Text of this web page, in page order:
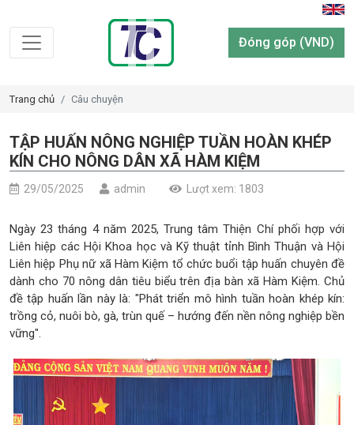
Đóng góp (VND)
Trang chủ Câu chuyện
TẬP HUẤN NÔNG NGHIỆP TUẦN HOÀN KHÉP
KÍN CHO NÔNG DÂN XÃ HÀM KIỆM
29/05/2025 admin Lượt xem: 1803
Ngày 23 tháng 4 năm 2025, Trung tâm Thiện Chí phối hợp với
Liên hiệp các Hội Khoa học và Kỹ thuật tỉnh Bình Thuận và Hội
Liên hiệp Phụ nữ xã Hàm Kiệm tổ chức buổi tập huấn chuyên đề
dành cho 70 nông dân tiêu biểu trên địa bàn xã Hàm Kiệm. Chủ
đề tập huấn lần này là: "Phát triển mô hình tuần hoàn khép kín:
trồng cỏ, nuôi bò, gà, trùn quế – hướng đến nền nông nghiệp bền
vững".